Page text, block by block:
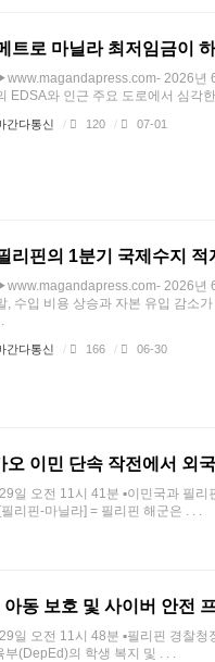
트로 마닐라 최저임금이
2026년
EDSA와 인근 주요 도로에서 심각
간다통신 / 120 / 07-01
리핀의 1분기 국제수지 적
2026년
, 수입 비용 상승과 자본 유입 감소
간다통신 / 166 / 06-30
오 이민 단속 작전에서 외
오전 11시 41분 ▪이민국과 필
리핀-마닐라] = 필리핀 해군은 . . .
아동 보호 및 사이버 안전
일 오전 11시 48분 ▪필리핀 경찰
(DepEd)의 학생 복지 및 . . .